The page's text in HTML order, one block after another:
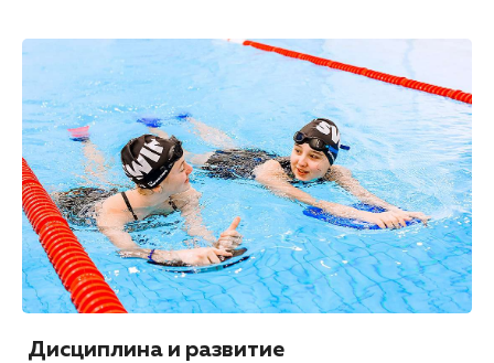
Дисциплина и развитие